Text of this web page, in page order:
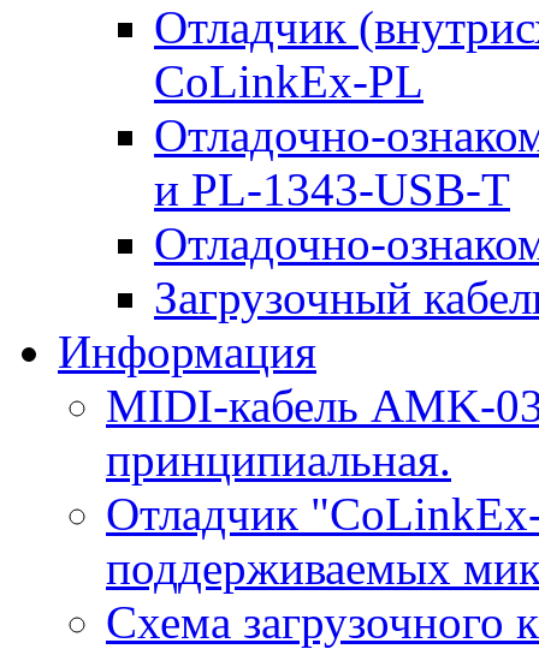
Отладчик
CoLinkEx-PL
Отладочно-
и PL-1343-USB-T
Отладочно-
Загрузочный
Информация
MIDI-кабель AMK-
принципиальная.
Отладчик
поддерживаемых
Схема загрузочного